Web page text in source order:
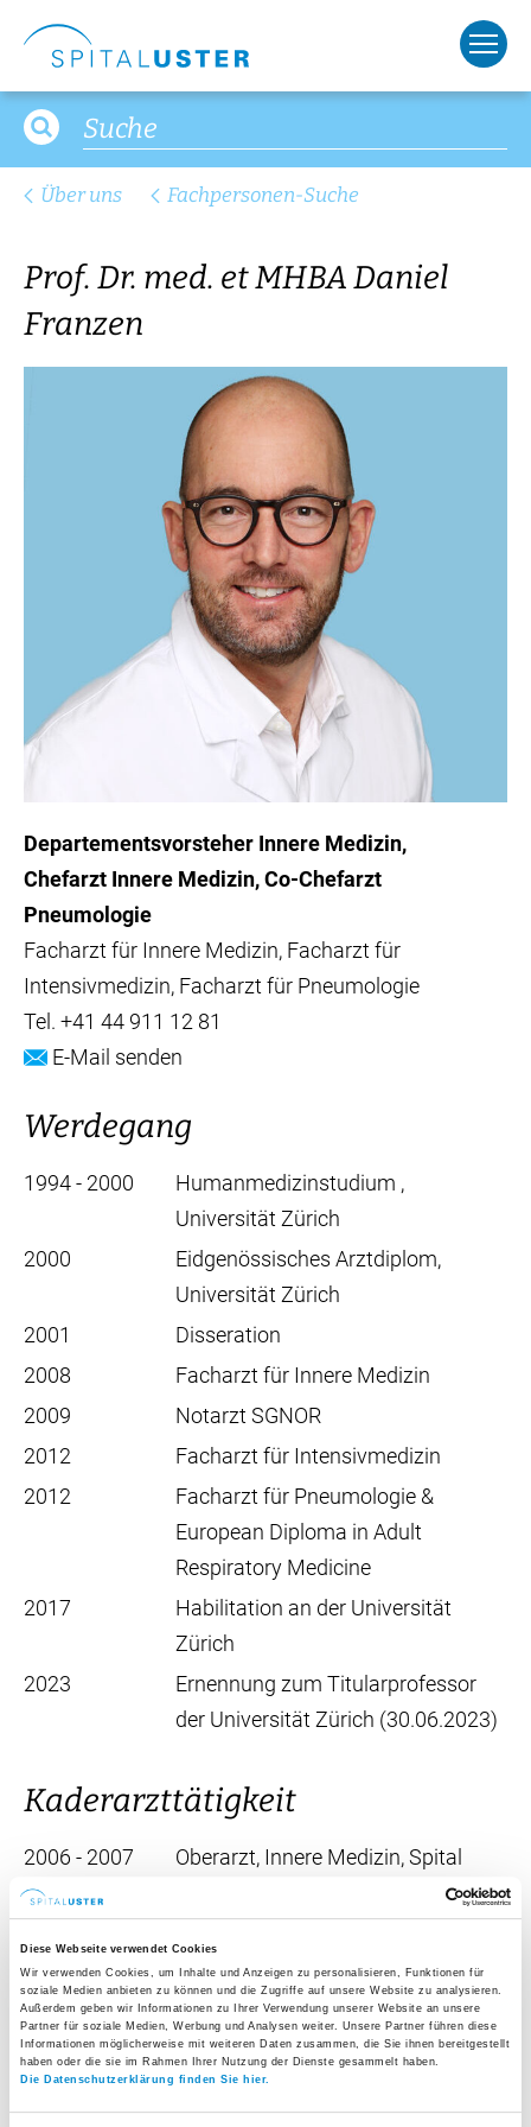
Diese Webseite verwendet Cookies
Wir verwenden Cookies, um Inhalte und Anzeigen zu personalisieren, Funktionen für
soziale Medien anbieten zu können und die Zugriffe auf unsere Website zu analysieren.
Außerdem geben wir Informationen zu Ihrer Verwendung unserer Website an unsere
Partner für soziale Medien, Werbung und Analysen weiter. Unsere Partner führen diese
Informationen möglicherweise mit weiteren Daten zusammen, die Sie ihnen bereitgestellt
haben oder die sie im Rahmen Ihrer Nutzung der Dienste gesammelt haben.
Die Datenschutzerklärung finden Sie hier.
Über uns Fachpersonen-Suche
Prof. Dr. med. et MHBA Daniel
Franzen
Departementsvorsteher Innere Medizin
Chefarzt Innere Medizin, Co-Chefarzt
Pneumologie
Facharzt für Innere Medizin, Facharzt für
Intensivmedizin, Facharzt für Pneumologie
Tel. +41 44 911 12 81
E-Mail senden
Werdegang
1994 - 2000
Humanmedizinstudium ,
Universität Zürich
2000
Eidgenössisches Arztdiplom,
Universität Zürich
2001
Disseration
2008
Facharzt für Innere Medizin
2009
Notarzt SGNOR
2012
Facharzt für Intensivmedizin
2012
Facharzt für Pneumologie &
European Diploma in Adult
Respiratory Medicine
2017
Habilitation an der Universität
Zürich
2023
Ernennung zum Titularprofessor
der Universität Zürich (30.06.2023)
Kaderarzttätigkeit
2006 - 2007
Oberarzt, Innere Medizin, Spital
Universitätsspital Zürich
2013 - 2016
Oberarzt, Pneumologie,
Universitätsspital Zürich
2013 - 2014
Gastarzt, Interventionelle
Pneumologie, Ruhrlandklinik, Essen,